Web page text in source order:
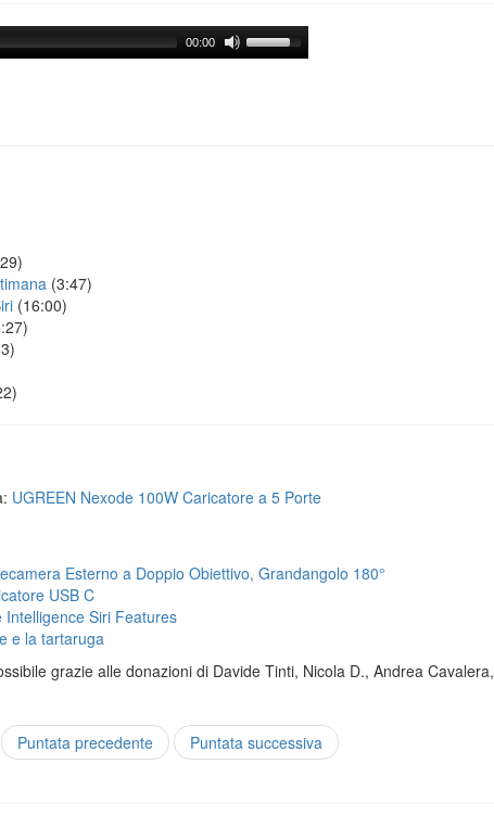
00:00
(3:47)
(16:00)
UGREEN Nexode 100W Caricatore a 5 Porte
Esterno a Doppio Obiettivo, Grandangolo 180°
USB C
Intelligence Siri Features
e la tartaruga
grazie alle donazioni di Davide Tinti, Nicola D., Andrea Cavalera,
Puntata precedente Puntata successiva